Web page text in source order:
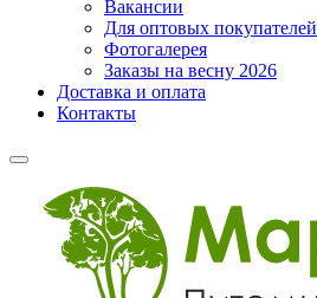
Вакансии
Для оптовых покупателей
Фотогалерея
Заказы на весну 2026
Доставка и оплата
Контакты